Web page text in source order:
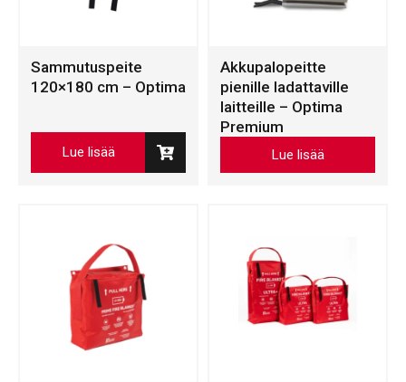
Sammutuspeite
120×180 cm – Optima
Lue lisää
Akkupalopeitte
pienille ladattaville
laitteille – Optima
Premium
Lue lisää
tuotteella
tehdä
valinnat
tuotteen